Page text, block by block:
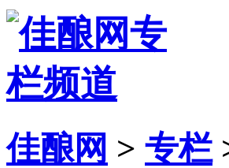
佳酿网 > 专栏